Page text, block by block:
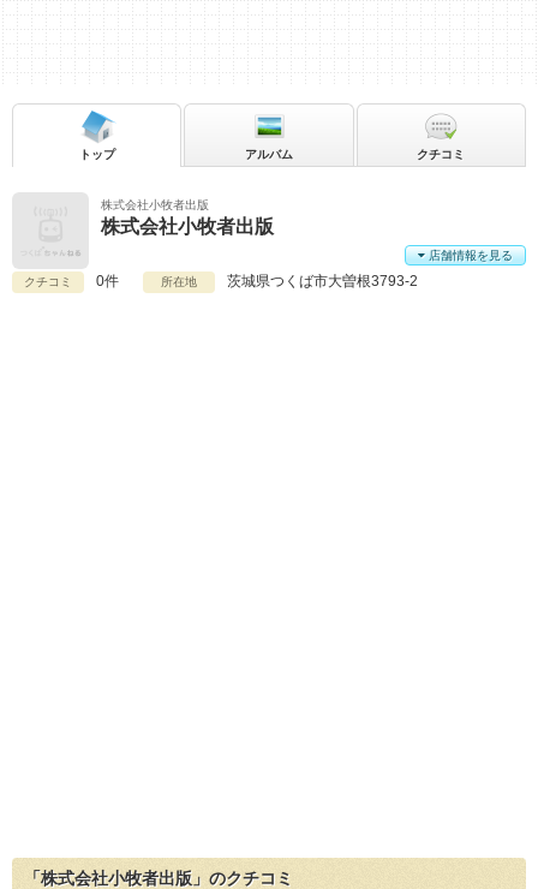
株式会社小牧者出版
株式会社小牧者出版
クチコミ 0件 所在地 茨城県つくば市大曽根3793-2
店舗情報を見る
トップ アルバム クチコミ
「株式会社小牧者出版」のクチコミ